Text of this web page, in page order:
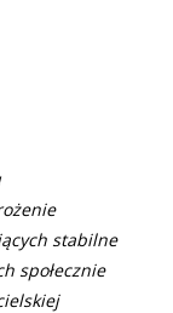
stabilne
społecznie